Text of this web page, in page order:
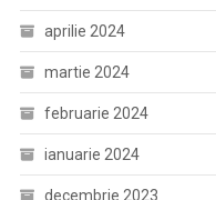
aprilie 2024
martie 2024
februarie 2024
ianuarie 2024
decembrie 2023